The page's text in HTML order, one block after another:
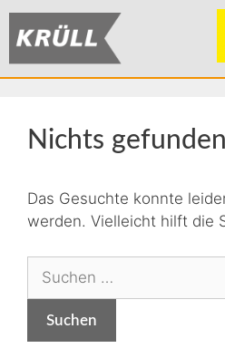
Nichts gefunden
Das Gesuchte konnte
werden. Vielleicht hilft die